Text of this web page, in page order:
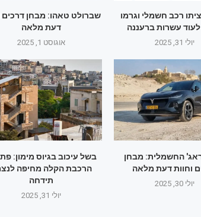
שברולט טאהו: מבחן דרכים
דעת מלאה
אוגוסט 1, 2025
רכב חשמלי וגרמו
לעוד עשרות ברעננה
יולי 31, 2025
בשל עיכוב בגיוס מימון:
הרכבת הקלה מחיפה
תידחה
יולי 31, 2025
החשמלית: מבחן
וחוות דעת מלאה
יולי 30, 2025